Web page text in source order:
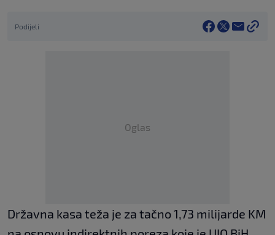
Podijeli
Oglas
Državna kasa teža je za tačno 1,73 milijarde KM